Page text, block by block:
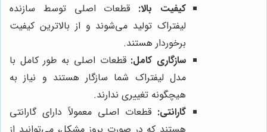
کیفیت بالا: قطعات اصلی توسط سازنده
لیفتراک تولید می‌شوند و از بالاترین کیفیت
برخوردار هستند.
سازگاری کامل: قطعات اصلی به طور کامل با
مدل لیفتراک شما سازگار هستند و نیاز به
هیچگونه تغییری ندارند.
گارانتی: قطعات اصلی معمولاً دارای گارانتی